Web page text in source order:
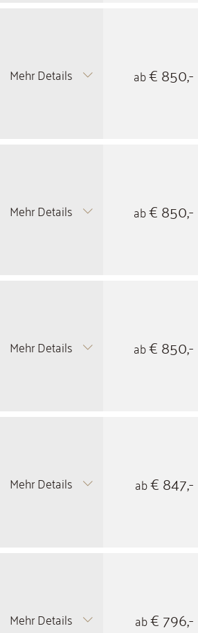
Mehr Details ab€ 850,-
Mehr Details ab€ 850,-
Mehr Details ab€ 850,-
Mehr Details ab€ 847,-
Mehr Details ab€ 796,-